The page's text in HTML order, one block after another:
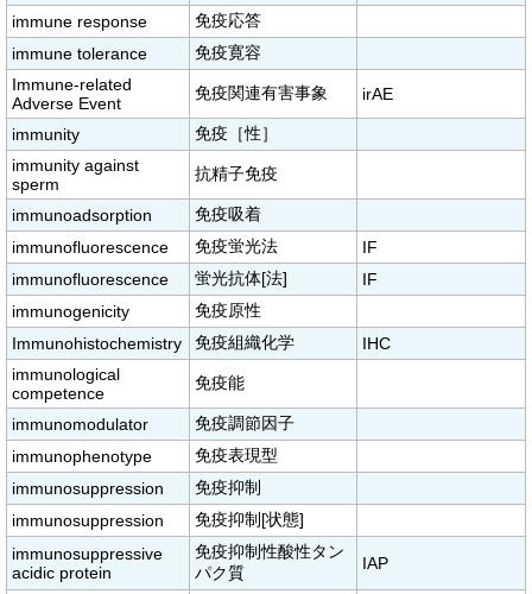
immune response
免疫応答
immune tolerance
免疫寛容
Immune-related
Adverse Event
免疫関連有害事象 irAE
immunity
免疫［性］
immunity against
sperm
抗精子免疫
immunoadsorption
免疫吸着
immunofluorescence
免疫蛍光法
IF
immunofluorescence
蛍光抗体[法]
IF
immunogenicity
免疫原性
Immunohistochemistry
免疫組織化学
IHC
immunological
competence
免疫能
immunomodulator
免疫調節因子
immunophenotype
免疫表現型
immunosuppression
免疫抑制
immunosuppression
免疫抑制[状態]
immunosuppressive
acidic protein
免疫抑制性酸性タン
パク質
IAP